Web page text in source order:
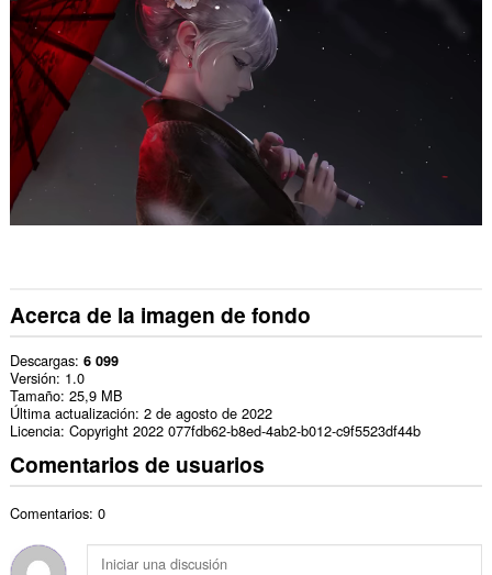
Acerca de la imagen de fondo
Descargas 6 099
Versión 1.0
Tamaño 25,9 MB
Última actualización 2 de agosto de 2022
Licencia Copyright 2022 077fdb62-b8ed-4ab2-b012-c9f5523df44b
Comentarios de usuarios
Comentarios: 0